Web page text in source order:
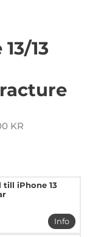
13
KR
till iPhone 13
Info
mer